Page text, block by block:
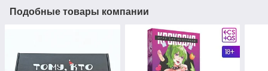
Подобные товары компании